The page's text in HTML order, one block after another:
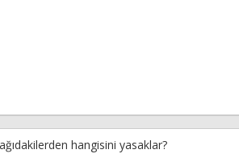
hangisini yasaklar?